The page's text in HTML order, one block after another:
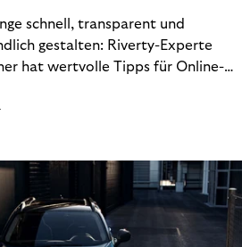
schnell, transparent und
gestalten: Riverty-Experte
hat wertvolle Tipps für Online-